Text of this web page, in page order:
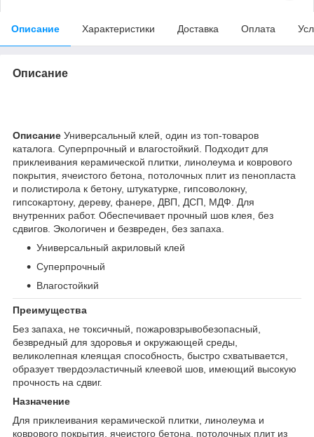
Описание Характеристики Доставка Оплата
Описание
Описание Универсальный клей, один из топ-товаров
каталога. Суперпрочный и влагостойкий. Подходит для
приклеивания керамической плитки, линолеума и коврового
покрытия, ячеистого бетона, потолочных плит из пенопласта
и полистирола к бетону, штукатурке, гипсоволокну,
гипсокартону, дереву, фанере, ДВП, ДСП, МДФ. Для
внутренних работ. Обеспечивает прочный шов клея, без
сдвигов. Экологичен и безвреден, без запаха.
Универсальный акриловый клей
Суперпрочный
Влагостойкий
Преимущества
Без запаха, не токсичный, пожаровзрывобезопасный,
безвредный для здоровья и окружающей среды,
великолепная клеящая способность, быстро схватывается,
образует твердоэластичный клеевой шов, имеющий высокую
прочность на сдвиг.
Назначение
Для приклеивания керамической плитки, линолеума и
коврового покрытия, ячеистого бетона, потолочных плит из